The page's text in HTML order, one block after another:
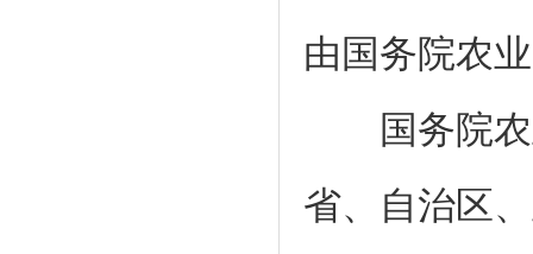
由国务院农
国务院农
省、自治区